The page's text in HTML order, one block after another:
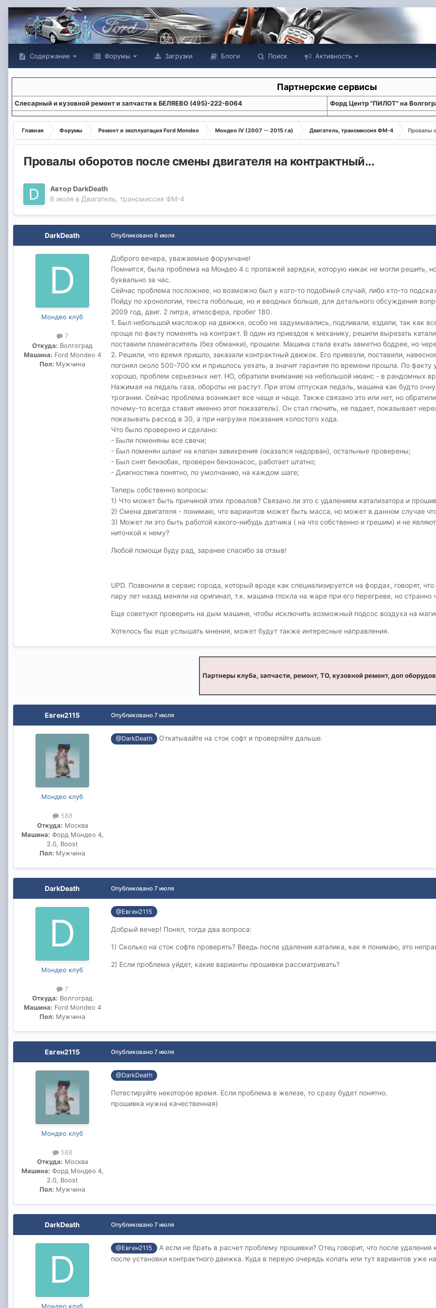
Содержание Форумы Загрузки Блоги Поиск Активность
Партнерские сервисы
Слесарный и кузовной ремонт и запчасти в БЕЛЯЕВО (495)-222-6064 Форд Центр "ПИЛОТ" на
Главная Форумы Ремонт и эксплуатация Ford Mondeo Мондео IV (2007 -- 2015 г.в) Двигатель, трансмиссия ФМ-4 Провалы
Провалы оборотов после смены двигателя на контрактный...
Автор DarkDeath
6 июля в Двигатель, трансмиссия ФМ-4
DarkDeath
Мондео клуб
7
Откуда: Волгоград
Машина: Ford Mondeo 4
Пол: Мужчина
Опубликовано 6 июля
Доброго вечера, уважаемые форумчане!
Помнится, была проблема на Мондео 4 с пропажей зарядки, которую никак не могли решить,
буквально за час.
Сейчас проблема посложнее, но возможно был у кого-то подобный случай, либо кто-то
Пойду по хронологии, текста побольше, но и вводных больше, для детального обсуждения
2009 год, двиг. 2 литра, атмосфера, пробег 180.
1. Был небольшой масложор на движке, особо не задумывались, подливали, ездили, так как
проще по факту поменять на контракт. В один из приездов к механику, решили вырезать
поставили пламегаситель (без обманки), прошили. Машина стала ехать заметно бодрее, но
2. Решили, что время пришло, заказали контрактный движок. Его привезли, поставили,
погонял около 500-700 км и пришлось уехать, а значит гарантия по времени прошла. По
хорошо, проблем серьезных нет. НО, обратили внимание на небольшой нюанс - в рандомных
Нажимая на педаль газа, обороты не растут. При этом отпуская педаль, машина как будто
трогании. Сейчас проблема возникает все чаще и чаще. Также связано это или нет, но
почему-то всегда ставит именно этот показатель). Он стал глючить, не падает, показывает
показывать расход в 30, а при нагрузке показания холостого хода.
Что было проверено и сделано:
- Были поменяны все свечи;
- Был поменян шланг на клапан завихрения (оказался надорван), остальные проверены;
- Был снят бензобак, проверен бензонасос, работает штатно;
- Диагностика понятно, по умолчанию, на каждом шаге;
Теперь собственно вопросы:
1) Что может быть причиной этих провалов? Связано ли это с удалением катализатора и
2) Смена двигателя - понимаю, что вариантов может быть масса, но может в данном случае
3) Может ли это быть работой какого-нибудь датчика ( на что собственно и грешим) и не
ниточкой к нему?
Любой помощи буду рад, заранее спасибо за отзыв!
UPD. Позвонили в сервис города, который вроде как специализируется на фордах, говорят,
пару лет назад меняли на оригинал, т.к. машина глохла на жаре при его перегреве, но
Еще советуют проверить на дым машине, чтобы исключить возможный подсос воздуха на
Хотелось бы еще услышать мнения, может будут также интересные направления.
Партнеры клуба, запчасти, ремонт, ТО, кузовной ремонт, доп
Евген2115
Мондео клуб
588
Откуда: Москва
Машина: Форд Мондео 4,
2.0, Boost
Пол: Мужчина
Опубликовано 7 июля
@DarkDeath Откатывайте на сток софт и проверяйте дальше.
DarkDeath
Мондео клуб
7
Откуда: Волгоград
Машина: Ford Mondeo 4
Пол: Мужчина
Опубликовано 7 июля
@Евген2115
Добрый вечер! Понял, тогда два вопроса:
1) Сколько на сток софте проверять? Введь после удаления каталика, как я понимаю, это
2) Если проблема уйдет, какие варианты прошивки рассматривать?
Евген2115
Мондео клуб
588
Откуда: Москва
Машина: Форд Мондео 4,
2.0, Boost
Пол: Мужчина
Опубликовано 7 июля
@DarkDeath
Потестируйте некоторое время. Если проблема в железе, то сразу будет понятно.
прошивка нужна качественная)
DarkDeath
Мондео клуб
Опубликовано 7 июля
@Евген2115
А если не брать в расчет проблему прошивки? Отец говорит, что после
после установки контрактного движка. Куда в первую очередь копать или тут вариантов уже